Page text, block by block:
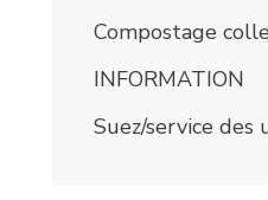
Compostage
INFORMATION
Suez/service des